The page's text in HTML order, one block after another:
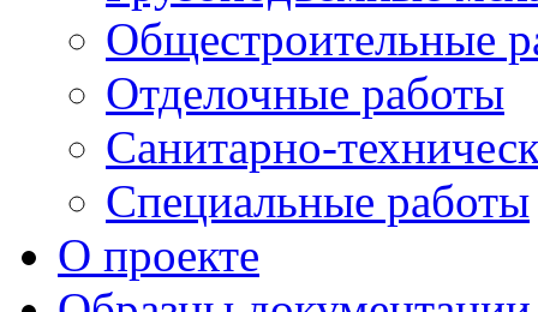
Общестроительные
Отделочные работы
Санитарно-
Специальные работы
О проекте